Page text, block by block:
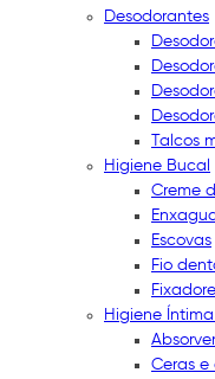
Desodorantes
Talcos
Higiene Bucal
Creme
Escovas
Fio
Higiene
Ceras e